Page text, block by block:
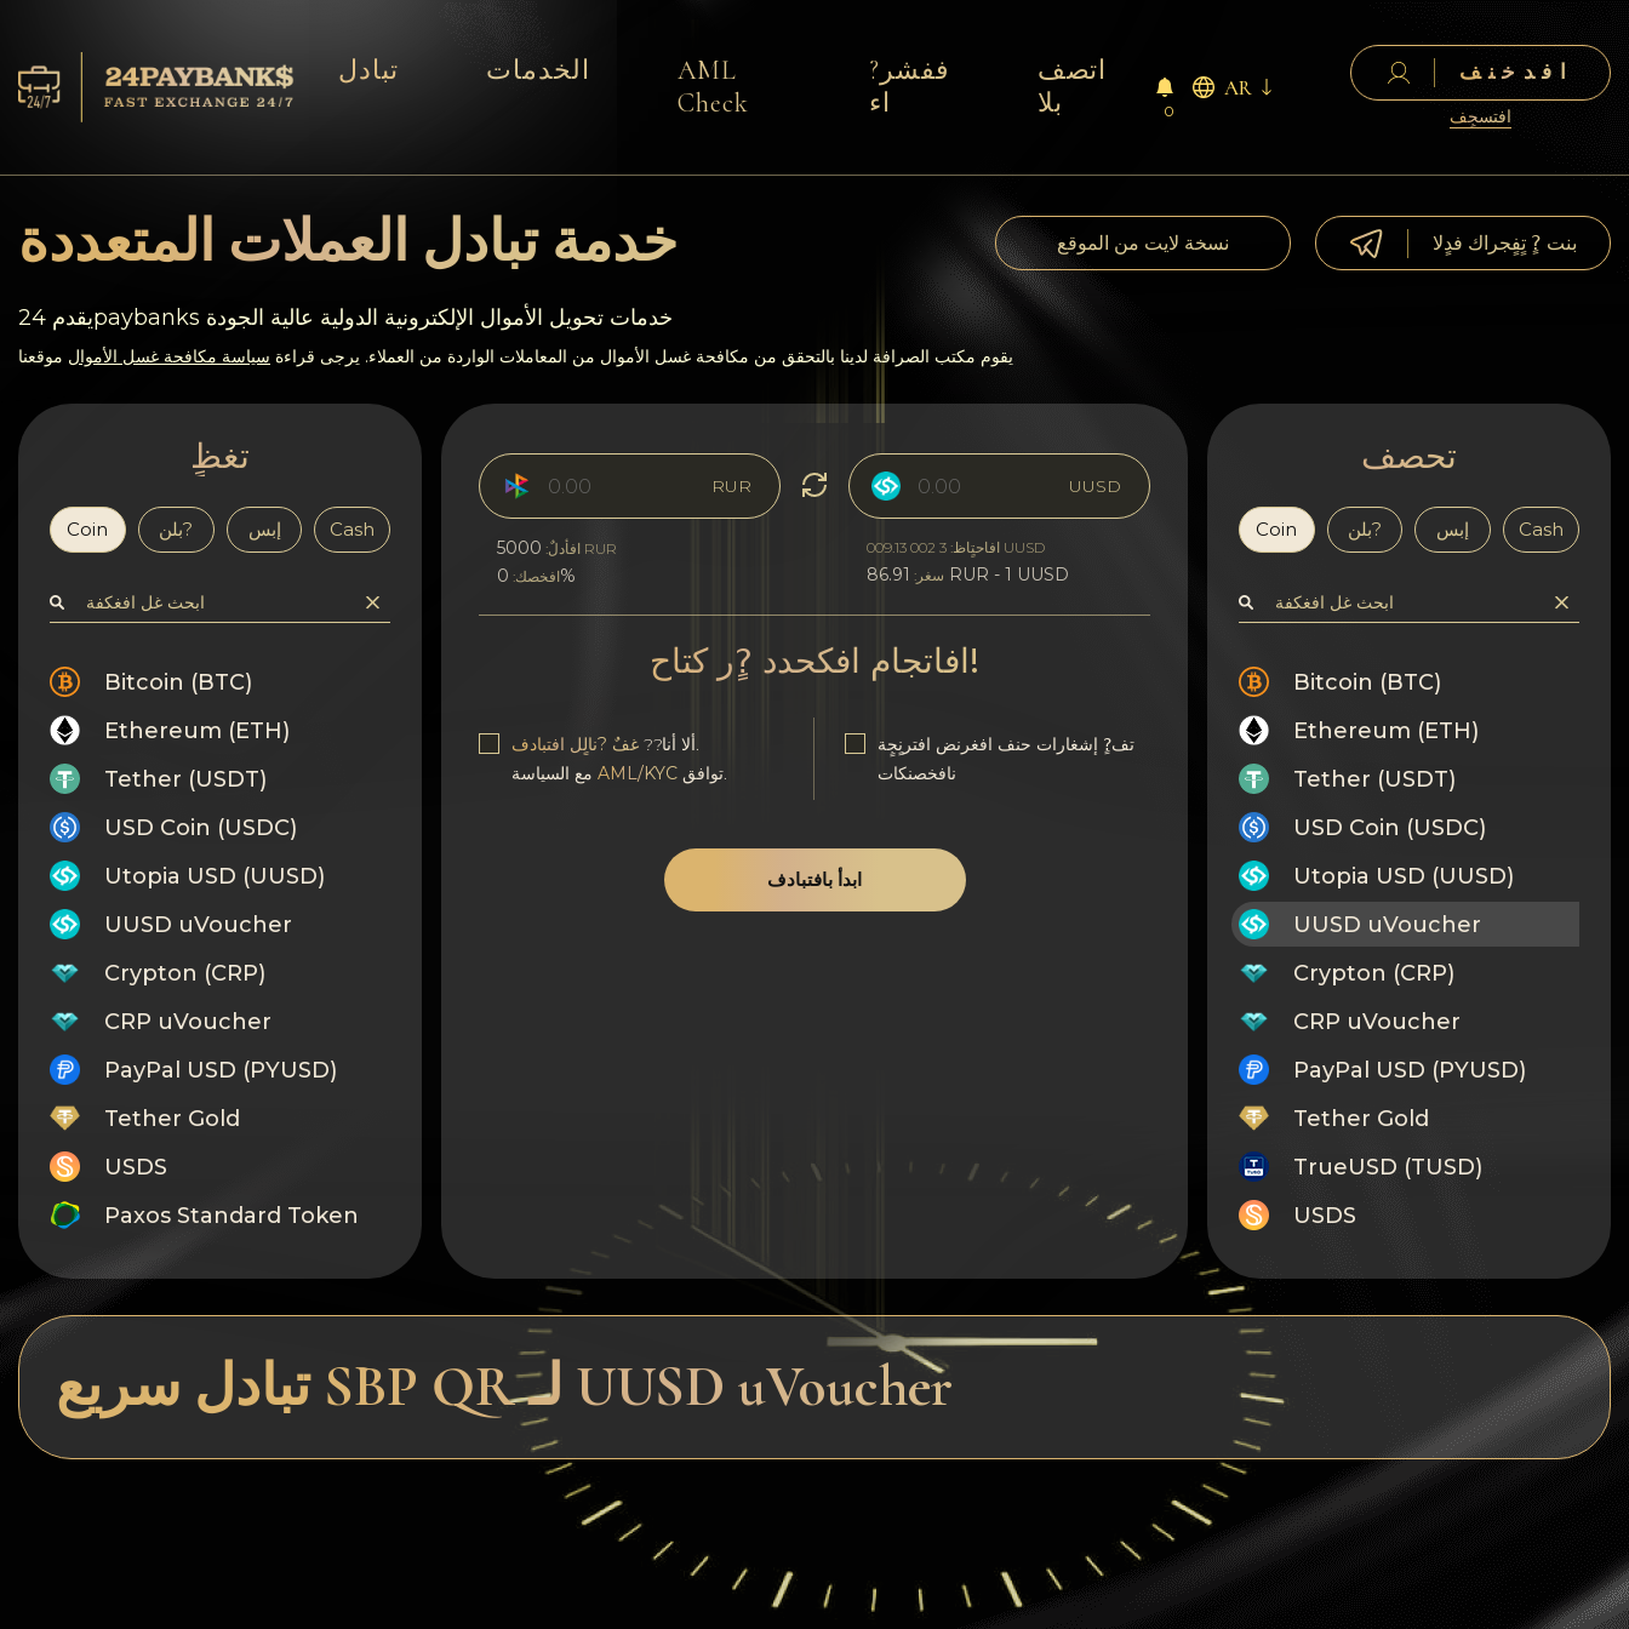
افاحتٍاظٍات
آراء
اف?نالٍل
AML/CFT
افسرٍة
اتصف بلا
Wiki
FAQ
افسكغة
خرٍظة افكن?غ
تبادل الخدمات
AML
Check
ففشر?
اء
اتصف
بلا
0
AR
افدخنف
افتسجٍف
خدمة تبادل العملات المتعددة نسخة لايت من الموقع بنت ?ٍ تٍفٍجراك فدٍلا
يقدم 24paybanks خدمات تحويل الأموال الإلكترونية الدولية عالية الجودة
يقوم مكتب الصرافة لدينا بالتحقق من مكافحة غسل الأموال من المعاملات الواردة من العملاء. يرجى قراءة سياسة مكافحة غسل الأموال موقعنا
تغظٍ
Coin بلن? إبس Cash
Bitcoin (BTC)
Ethereum (ETH)
Tether (USDT)
USD Coin (USDC)
Utopia USD (UUSD)
UUSD uVoucher
Crypton (CRP)
CRP uVoucher
PayPal USD (PYUSD)
Tether Gold
USDS
Paxos Standard Token
Tron
GRAM
Notcoin (NOT)
RUR
افأدلٌ: 5000
RUR
افخصك:0%
UUSD
افاحتٍاظ: 3 002 009.13 UUSD
سغر: 86.91 RUR - 1 UUSD
افاتجام افكحدد ?ٍر كتاح!
ألا أنا?? غفٌ ?نالٍل افتبادف
.
مع السياسةAML/KYC توافق.
تف?ٍ إشغارات حنف افغرنض افترنٍجٍة
نافخصنكات
ابدأ بافتبادف
تحصف
Coin بلن? إبس Cash
Bitcoin (BTC)
Ethereum (ETH)
Tether (USDT)
USD Coin (USDC)
Utopia USD (UUSD)
UUSD uVoucher
Crypton (CRP)
CRP uVoucher
PayPal USD (PYUSD)
Tether Gold
TrueUSD (TUSD)
USDS
Tron
Notcoin (NOT)
BNB BEP20
Stellar
تبادل سريع SBP QR لـ UUSD uVoucher